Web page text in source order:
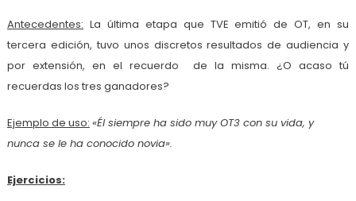
Antecedentes: La última etapa que TVE emitió de OT, en su
tercera edición, tuvo unos discretos resultados de audiencia y
por extensión, en el recuerdo de la misma. ¿O acaso tú
recuerdas los tres ganadores?
Ejemplo de uso: «Él siempre ha sido muy OT3 con su vida, y
nunca se le ha conocido novia».
Ejercicios: